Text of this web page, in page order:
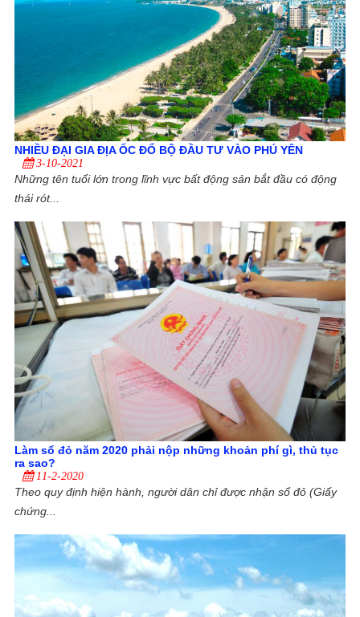
NHIỀU ĐẠI GIA ĐỊA ỐC ĐỔ BỘ ĐẦU TƯ VÀO PHÚ YÊN
3-10-2021
Những tên tuổi lớn trong lĩnh vực bất động sản bắt đầu có động
thái rót...
Làm sổ đỏ năm 2020 phải nộp những khoản phí gì, thủ tục
ra sao?
11-2-2020
Theo quy định hiện hành, người dân chỉ được nhận sổ đỏ (Giấy
chứng...